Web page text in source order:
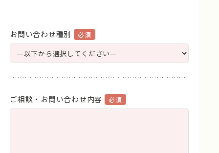
お問い合わせ種別
ご相談・お問い合わせ内容